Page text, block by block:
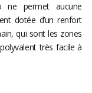
ne permet aucune
dotée d’un renfort
qui sont les zones
très facile à